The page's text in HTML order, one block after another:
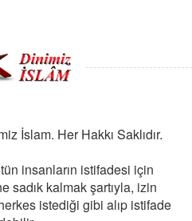
İslam. Her Hakkı Saklıdır.
insanların istifadesi için
sadık kalmak şartıyla, izin
istediği gibi alıp istifade